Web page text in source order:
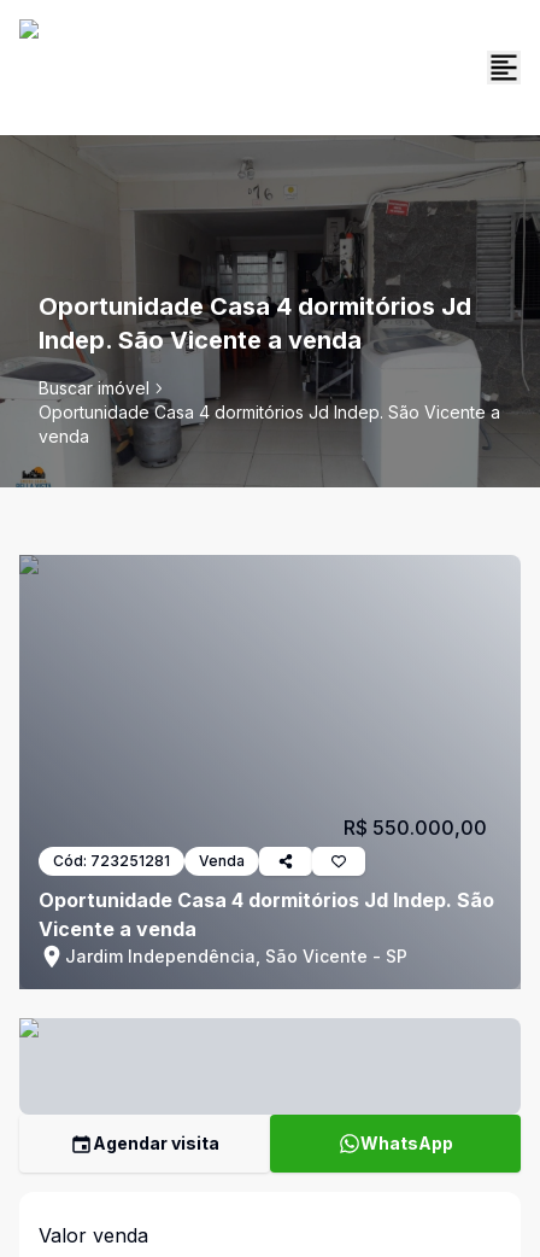
Oportunidade Casa 4 dormitórios Jd
Indep. São Vicente a venda
Buscar imóvel
Oportunidade Casa 4 dormitórios Jd Indep. São Vicente a
venda
Cód: 723251281 Venda
Oportunidade Casa 4 dormitórios Jd Indep. São
Vicente a venda
Jardim Independência, São Vicente - SP
R$ 550.000,00
Agendar visita WhatsApp
Valor venda